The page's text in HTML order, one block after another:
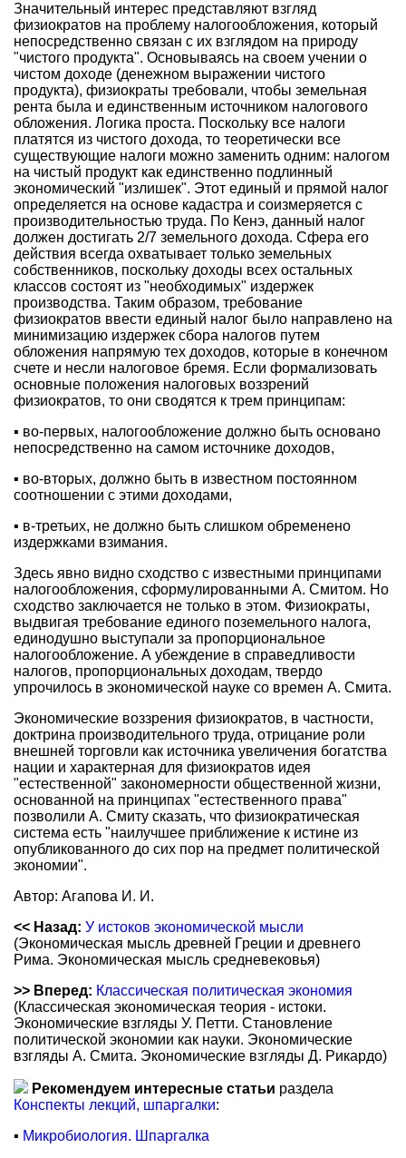
Значительный интерес представляют взгляд
физиократов на проблему налогообложения, который
непосредственно связан с их взглядом на природу
"чистого продукта". Основываясь на своем учении о
чистом доходе (денежном выражении чистого
продукта), физиократы требовали, чтобы земельная
рента была и единственным источником налогового
обложения. Логика проста. Поскольку все налоги
платятся из чистого дохода, то теоретически все
существующие налоги можно заменить одним: налогом
на чистый продукт как единственно подлинный
экономический "излишек". Этот единый и прямой налог
определяется на основе кадастра и соизмеряется с
производительностью труда. По Кенэ, данный налог
должен достигать 2/7 земельного дохода. Сфера его
действия всегда охватывает только земельных
собственников, поскольку доходы всех остальных
классов состоят из "необходимых" издержек
производства. Таким образом, требование
физиократов ввести единый налог было направлено на
минимизацию издержек сбора налогов путем
обложения напрямую тех доходов, которые в конечном
счете и несли налоговое бремя. Если формализовать
основные положения налоговых воззрений
физиократов, то они сводятся к трем принципам:
▪ во-первых, налогообложение должно быть основано
непосредственно на самом источнике доходов,
▪ во-вторых, должно быть в известном постоянном
соотношении с этими доходами,
▪ в-третьих, не должно быть слишком обременено
издержками взимания.
Здесь явно видно сходство с известными принципами
налогообложения, сформулированными А. Смитом. Но
сходство заключается не только в этом. Физиократы,
выдвигая требование единого поземельного налога,
единодушно выступали за пропорциональное
налогообложение. А убеждение в справедливости
налогов, пропорциональных доходам, твердо
упрочилось в экономической науке со времен А. Смита.
Экономические воззрения физиократов, в частности,
доктрина производительного труда, отрицание роли
внешней торговли как источника увеличения богатства
нации и характерная для физиократов идея
"естественной" закономерности общественной жизни,
основанной на принципах "естественного права"
позволили А. Смиту сказать, что физиократическая
система есть "наилучшее приближение к истине из
опубликованного до сих пор на предмет политической
экономии".
Автор: Агапова И. И.
<< Назад: У истоков экономической мысли
(Экономическая мысль древней Греции и древнего
Рима. Экономическая мысль средневековья)
>> Вперед: Классическая политическая экономия
(Классическая экономическая теория - истоки.
Экономические взгляды У. Петти. Становление
политической экономии как науки. Экономические
взгляды А. Смита. Экономические взгляды Д. Рикардо)
Рекомендуем интересные статьи раздела
Конспекты лекций, шпаргалки:
▪ Микробиология. Шпаргалка